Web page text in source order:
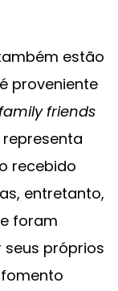
estão
proveniente
friends
recebido
entretanto,
foram
próprios